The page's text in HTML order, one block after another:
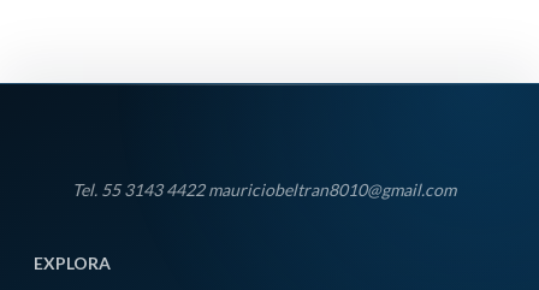
Tel. 55 3143 4422 mauriciobeltran8010@gmail.com
EXPLORA